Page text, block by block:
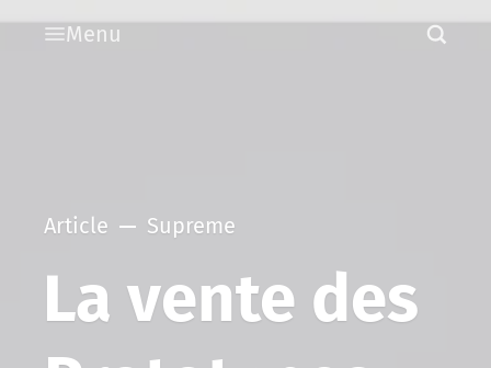
Menu
Article Supreme
La vente des